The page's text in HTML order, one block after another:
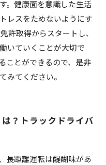
。健康面を意識した生活
レスをためないようにす
許取得からスタートし、
いていくことが大切で
ことができるので、是非
みてください。
？トラックドライバ
長距離運転は醍醐味があ